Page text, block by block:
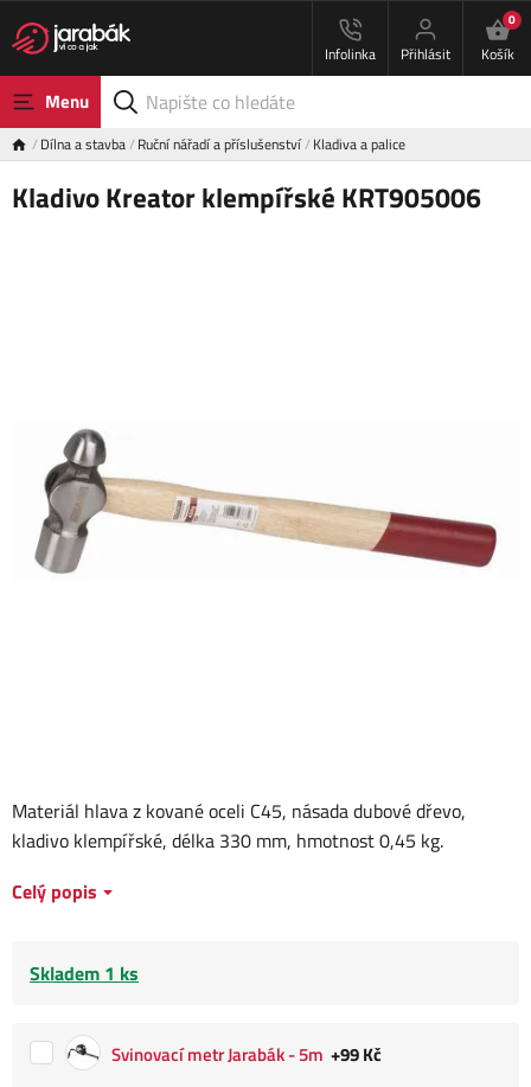
Infolinka Přihlásit
0
Košík
Menu
Dílna a stavba Ruční nářadí a příslušenství Kladiva a palice
Kladivo Kreator klempířské KRT905006
Materiál hlava z kované oceli C45, násada dubové dřevo,
kladivo klempířské, délka 330 mm, hmotnost 0,45 kg.
Celý popis
Skladem 1 ks
Svinovací metr Jarabák - 5m +99 Kč